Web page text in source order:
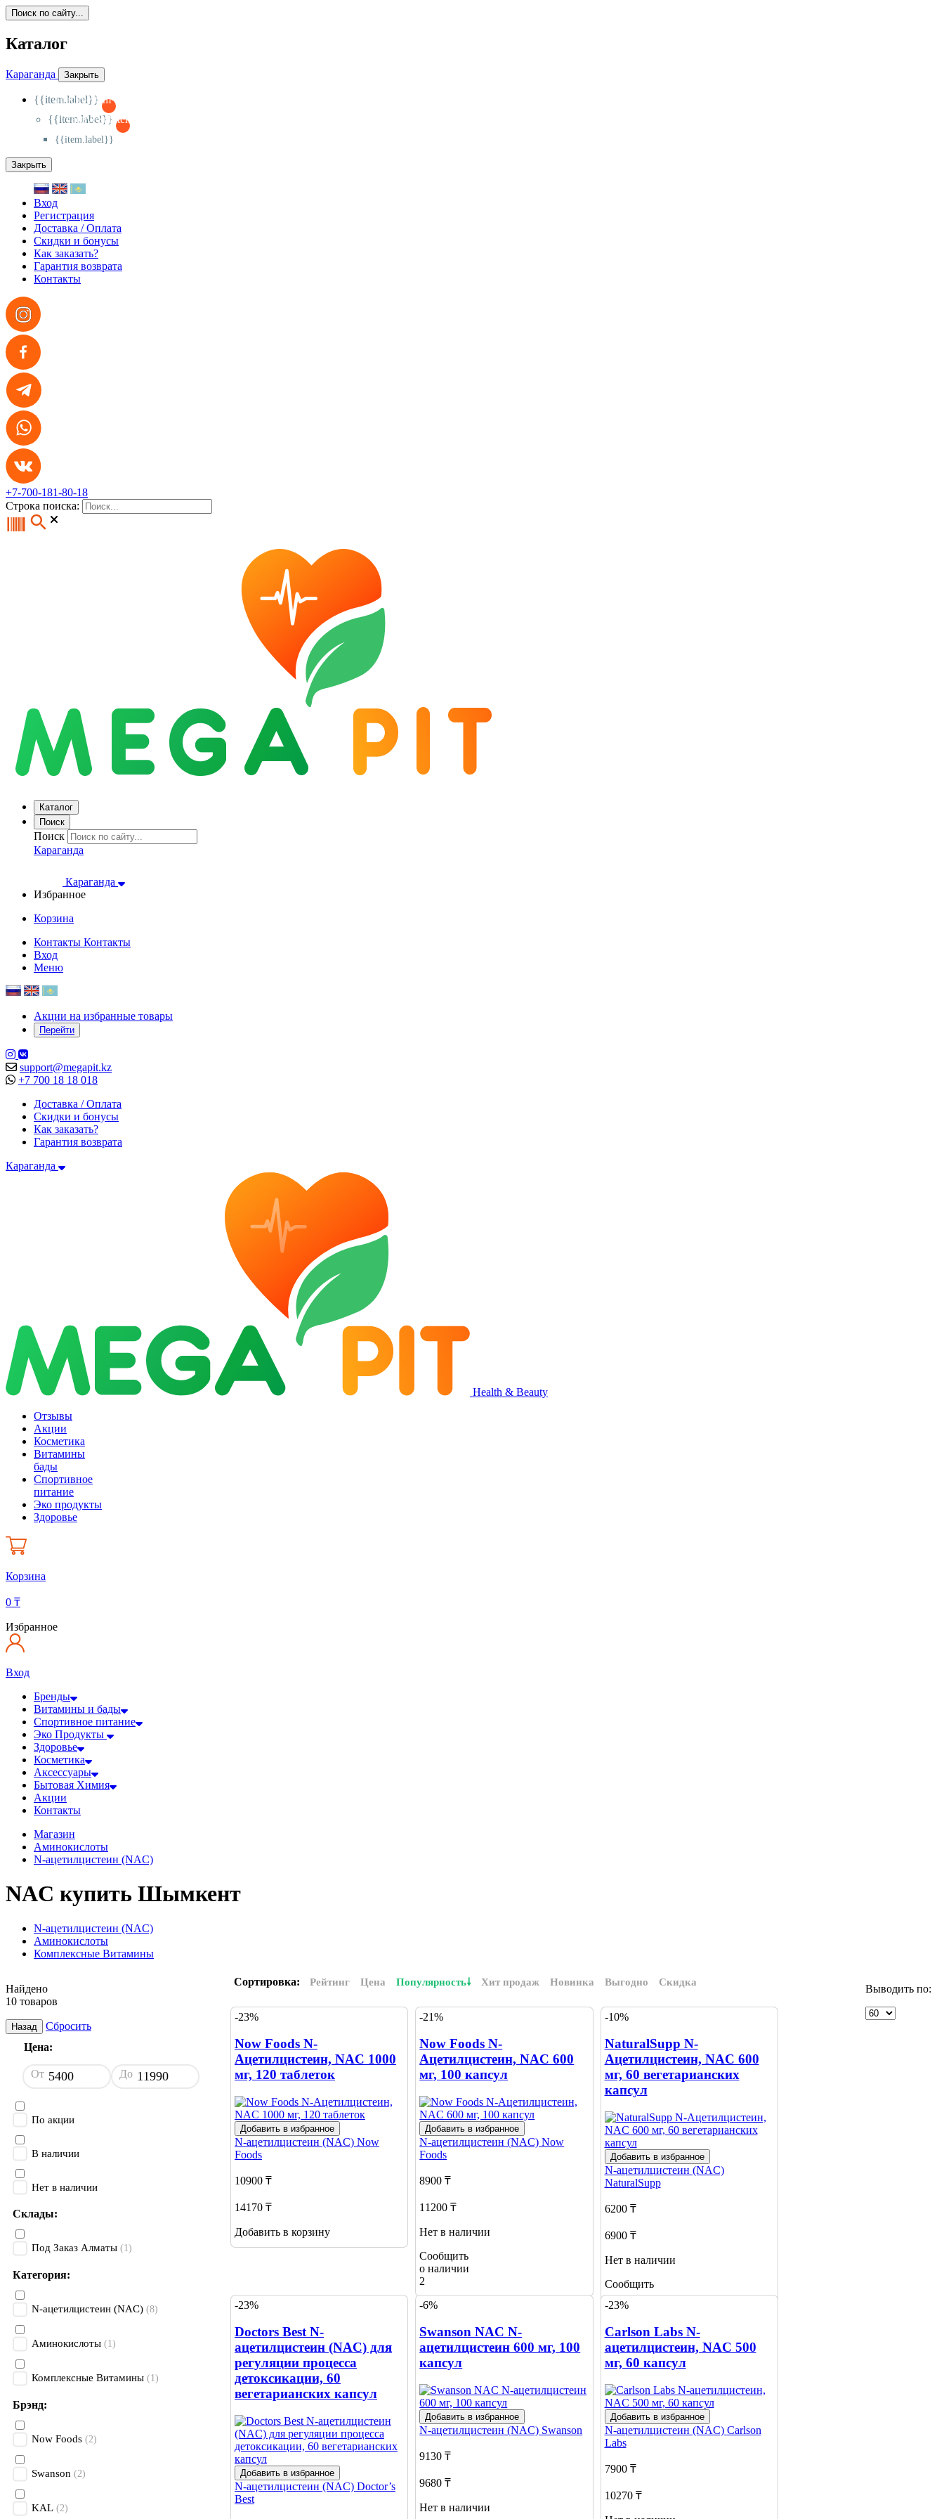
Поиск по сайту...
Каталог
Караганда Закрыть
{{item.label}}
{{activeItem==item.id?'-
{{item.label}}
{{activeSubitem==item.id?'-
{{item.label}}
Закрыть
Вход
Регистрация
Доставка / Оплата
Скидки и бонусы
Как заказать?
Гарантия возврата
Контакты
+7-700-181-80-18
Строка поиска:
Каталог
Поиск
Поиск
Караганда
Караганда
Избранное
Корзина
Контакты Контакты
Вход
Меню
Акции на избранные товары
Перейти
support@megapit.kz
+7 700 18 18 018
Доставка / Оплата
Скидки и бонусы
Как заказать?
Гарантия возврата
Караганда
Health & Beauty
Отзывы
Акции
Косметика
Витамины
бады
Спортивное
питание
Эко продукты
Здоровье
Корзина
0 ₸
Избранное
Вход
Бренды
Витамины и бады
Спортивное питание
Эко Продукты
Здоровье
Косметика
Аксессуары
Бытовая Химия
Акции
Контакты
Магазин
Аминокислоты
N-ацетилцистеин (NAC)
NAC купить Шымкент
N-ацетилцистеин (NAC)
Аминокислоты
Комплексные Витамины
Сортировка: Рейтинг Цена Популярность Хит продаж Новинка Выгодно Скидка
Выводить по:
Найдено
10 товаров
Назад
Сбросить
Цена:
От До
По акции
В наличии
Нет в наличии
Склады:
Под Заказ Алматы (1)
Категория:
N-ацетилцистеин (NAC) (8)
Аминокислоты (1)
Комплексные Витамины (1)
Брэнд:
Now Foods (2)
Swanson (2)
KAL (2)
-23%
Now Foods N-
Ацетилцистеин, NAC 1000
мг, 120 таблеток
Добавить в избранное
N-ацетилцистеин (NAC) Now
Foods
10900 ₸
14170 ₸
Добавить в корзину
-21%
Now Foods N-
Ацетилцистеин, NAC 600
мг, 100 капсул
Добавить в избранное
N-ацетилцистеин (NAC)Now
Foods
8900 ₸
11200 ₸
Нет в наличии
Сообщить
о наличии
2
-10%
NaturalSupp N-
Ацетилцистеин, NAC 600
мг, 60 вегетарианских
капсул
Добавить в избранное
N-ацетилцистеин (NAC)
NaturalSupp
6200 ₸
6900 ₸
Нет в наличии
Сообщить
о наличии
1
-23%
Doctors Best N-
ацетилцистеин (NAC) для
регуляции процесса
детоксикации, 60
вегетарианских капсул
Добавить в избранное
N-ацетилцистеин (NAC) Doctor’s
Best
-6%
Swanson NAC N-
ацетилцистеин 600 мг, 100
капсул
Добавить в избранное
N-ацетилцистеин (NAC) Swanson
9130 ₸
9680 ₸
Нет в наличии
-23%
Carlson Labs N-
ацетилцистеин, NAC 500
мг, 60 капсул
Добавить в избранное
N-ацетилцистеин (NAC) Carlson
Labs
7900 ₸
10270 ₸